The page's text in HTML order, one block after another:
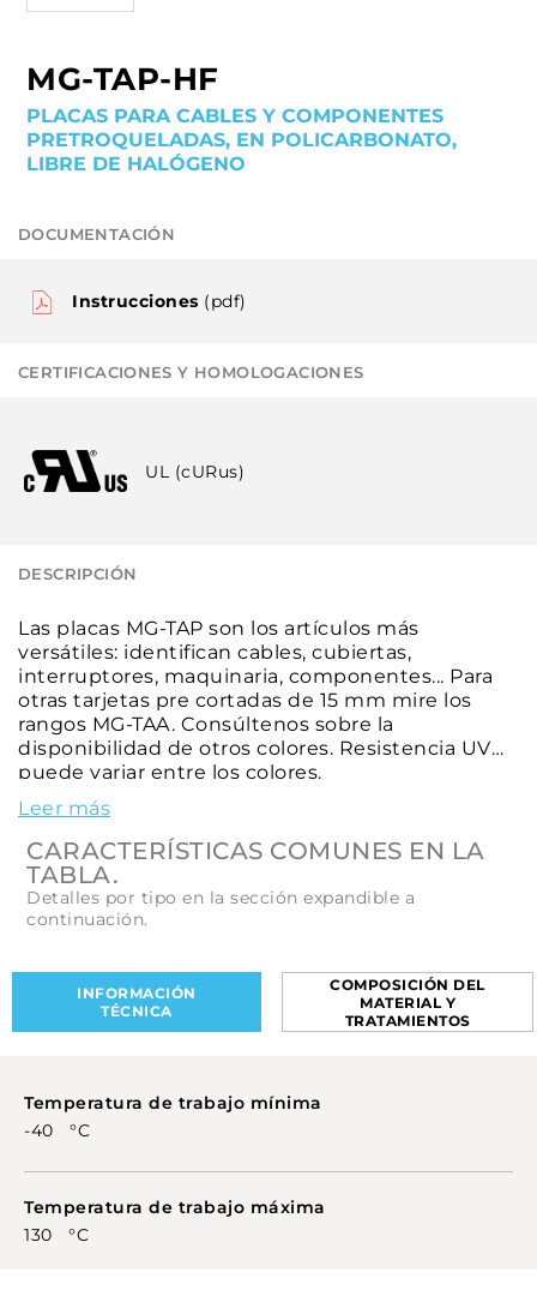
MG-TAP-HF
PLACAS PARA CABLES Y COMPONENTES
PRETROQUELADAS, EN POLICARBONATO,
LIBRE DE HALÓGENO
DOCUMENTACIÓN
Instrucciones (pdf)
CERTIFICACIONES Y HOMOLOGACIONES
UL (cURus)
DESCRIPCIÓN
Las placas MG-TAP son los artículos más
versátiles: identifican cables, cubiertas,
interruptores, maquinaria, componentes... Para
otras tarjetas pre cortadas de 15 mm mire los
rangos MG-TAA. Consúltenos sobre la
disponibilidad de otros colores. Resistencia UV
puede variar entre los colores.
Leer más
CARACTERÍSTICAS COMUNES EN LA
TABLA.
Detalles por tipo en la sección expandible a
continuación.
INFORMACIÓN
TÉCNICA
COMPOSICIÓN DEL
MATERIAL Y
TRATAMIENTOS
Temperatura de trabajo mínima
-40 °C
Temperatura de trabajo máxima
130 °C